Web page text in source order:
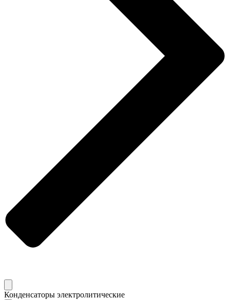
Конденсаторы электролитические